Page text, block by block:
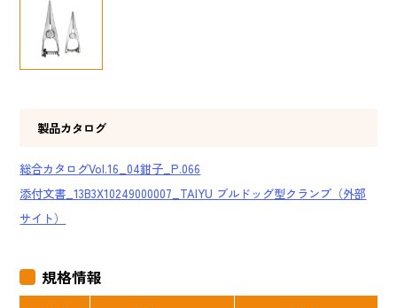
製品カタログ
総合カタログVol.16_04鉗子_P.066
添付文書_13B3X10249000007_TAIYU ブルドッグ型クランプ（外部
サイト）
規格情報